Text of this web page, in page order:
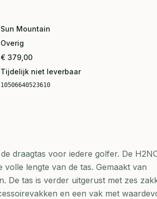
Sun Mountain
Overig
€ 379,00
Tijdelijk niet leverbaar
10506640523610
draagtas voor iedere golfer. De
lengte van de tas. Gemaakt van
De tas is verder uitgerust met zes
en een vak met